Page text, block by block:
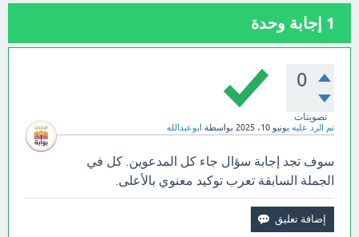
1 إجابة وحدة
0
تصويتات
تم الرد عليه يونيو 10، 2025 بواسطة ابوعبدالله
سوف تجد إجابة سؤال جاء كل المدعوين. كل في
الجملة السابقة تعرب توكيد معنوي بالأعلى.